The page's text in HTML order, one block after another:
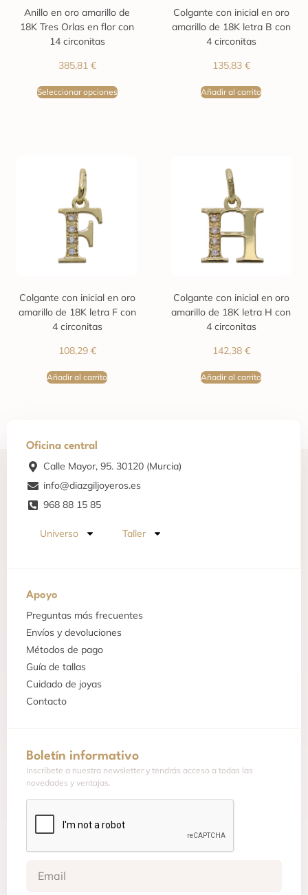
Anillo en oro amarillo de
18K Tres Orlas en flor con
14 circonitas
385,81 €
Seleccionar opciones
Colgante con inicial en oro
amarillo de 18K letra B con
4 circonitas
135,83 €
Añadir al carrito
Colgante con inicial en oro
amarillo de 18K letra F con
4 circonitas
108,29 €
Añadir al carrito
Colgante con inicial en oro
amarillo de 18K letra H con
4 circonitas
142,38 €
Añadir al carrito
Oficina central
Calle Mayor, 95. 30120 (Murcia)
info@diazgiljoyeros.es
968 88 15 85
Universo Taller
Apoyo
Preguntas más frecuentes
Envíos y devoluciones
Métodos de pago
Guía de tallas
Cuidado de joyas
Contacto
Boletín informativo
Inscríbete a nuestra newsletter y tendrás acceso a todas las
novedades y ventajas.